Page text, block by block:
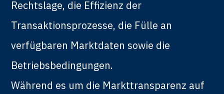
Rechtslage, die Effizienz der
Transaktionsprozesse, die Fülle an
verfügbaren Marktdaten sowie die
Betriebsbedingungen.
Während es um die Markttransparenz auf